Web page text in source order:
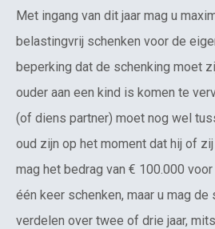
Met ingang van dit jaar mag u
belastingvrij schenken voor de
beperking dat de schenking moet
ouder aan een kind is komen te
(of diens partner) moet nog wel
oud zijn op het moment dat hij of
mag het bedrag van € 100.000
één keer schenken, maar u mag de
verdelen over twee of drie jaar,